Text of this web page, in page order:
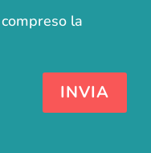
la
INVIA